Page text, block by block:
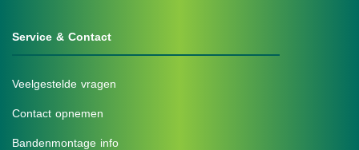
Service & Contact
Veelgestelde vragen
Contact opnemen
Bandenmontage info